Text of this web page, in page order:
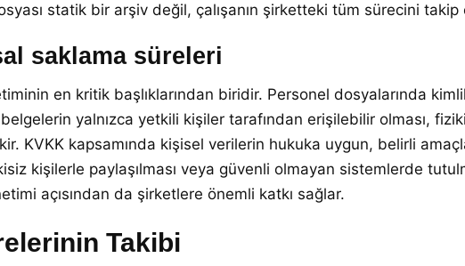
statik bir arşiv değil, çalışanın şirketteki tüm sürecini
saklama süreleri
en kritik başlıklarından biridir. Personel dosyalarında
yalnızca yetkili kişiler tarafından erişilebilir olması,
KVKK kapsamında kişisel verilerin hukuka uygun, belirli
kişilerle paylaşılması veya güvenli olmayan sistemlerde
açısından da şirketlere önemli katkı sağlar.
Takibi